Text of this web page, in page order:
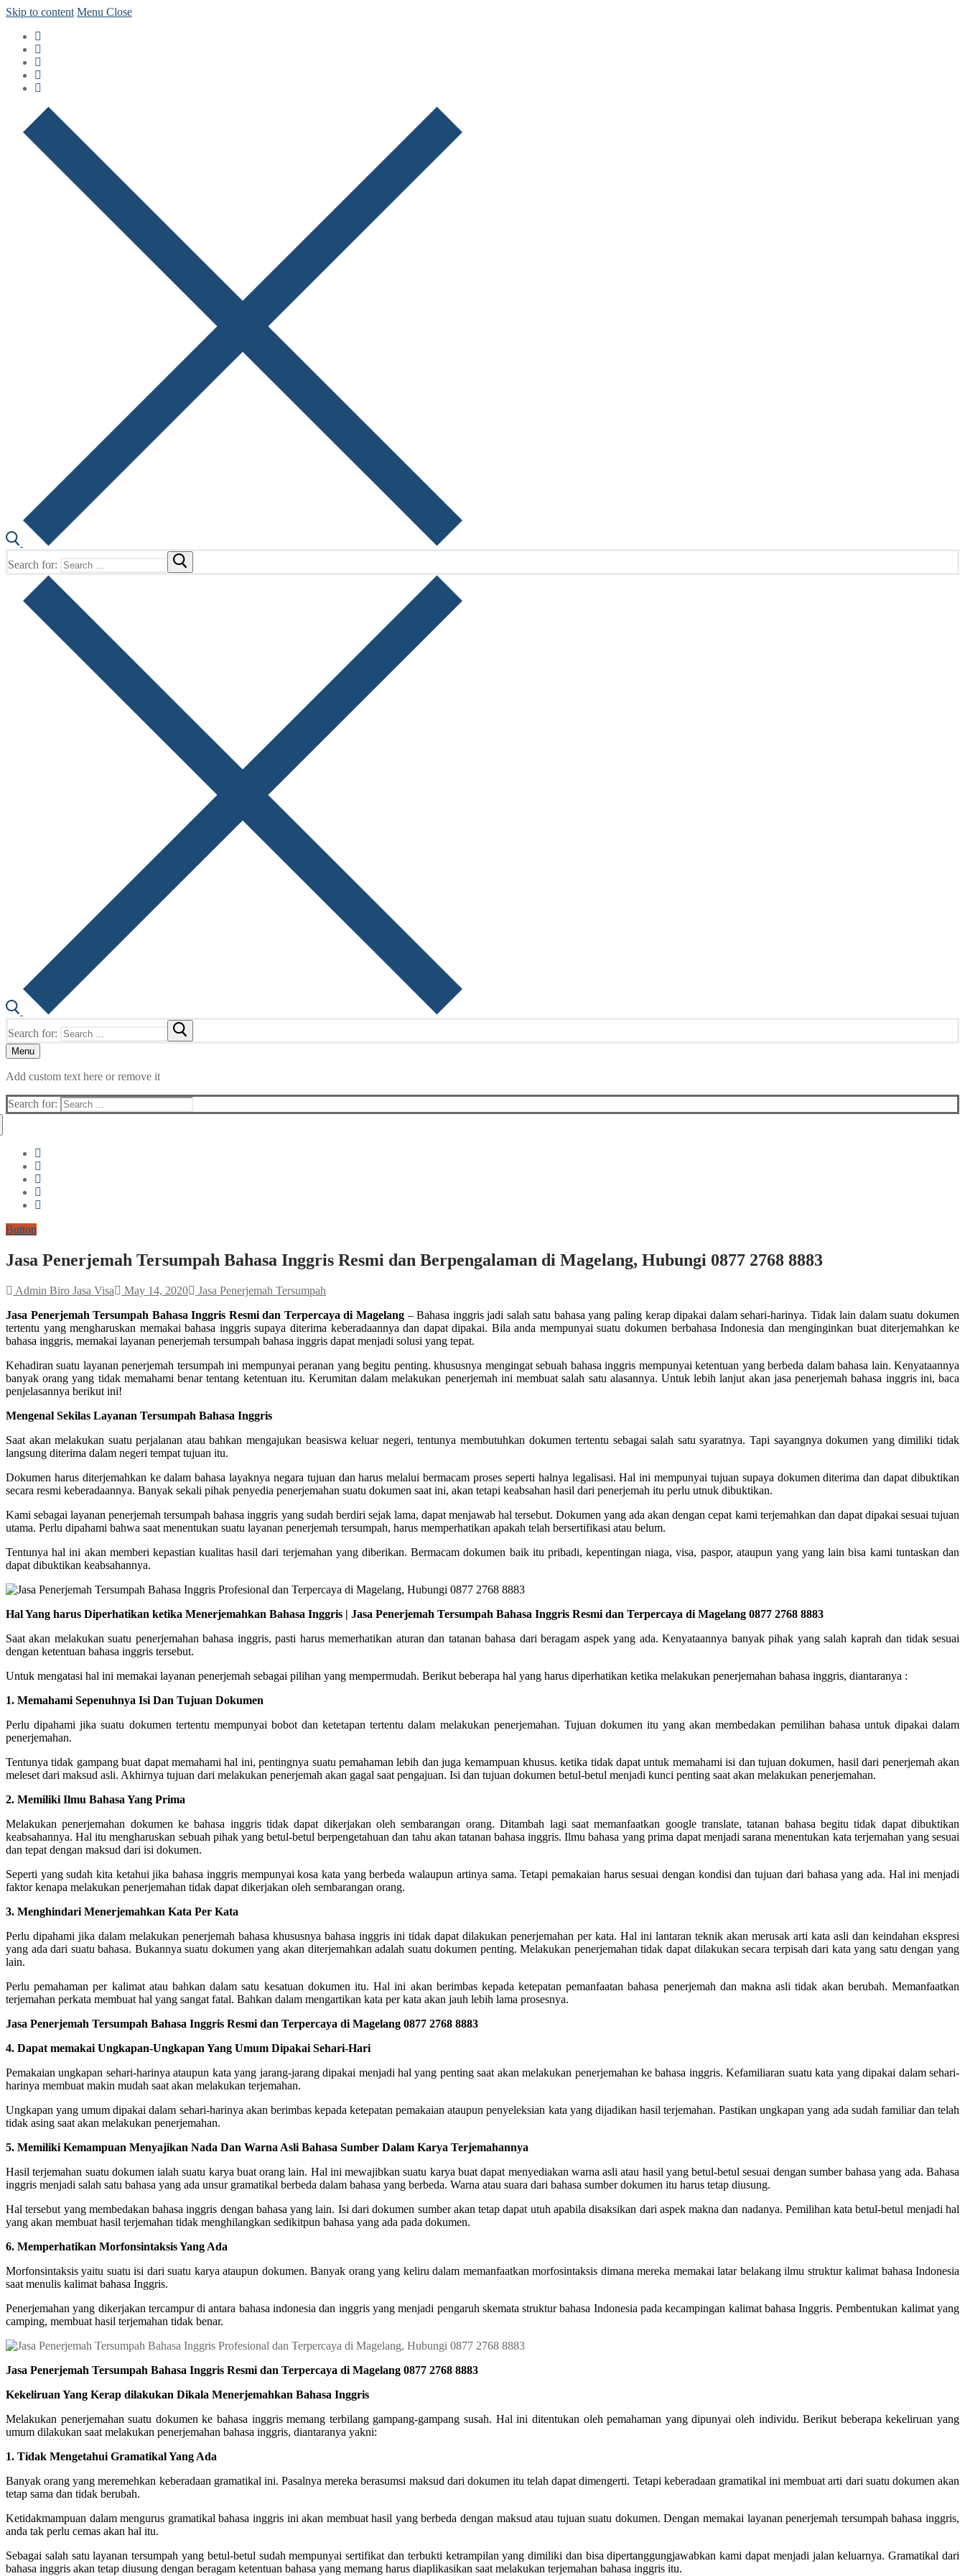
Skip to content Menu Close
Search for:
Search for:
Menu
Add custom text here or remove it
Search for:
Button
Jasa Penerjemah Tersumpah Bahasa Inggris Resmi dan Berpengalaman di Magelang, Hubungi 0877 2768 8883
Admin Biro Jasa Visa May 14, 2020
Jasa Penerjemah Tersumpah
Jasa Penerjemah Tersumpah Bahasa Inggris Resmi dan Terpercaya di Magelang – Bahasa inggris jadi salah satu bahasa yang paling kerap dipakai dalam sehari-harinya. Tidak lain dalam suatu dokumen
tertentu yang mengharuskan memakai bahasa inggris supaya diterima keberadaannya dan dapat dipakai. Bila anda mempunyai suatu dokumen berbahasa Indonesia dan menginginkan buat diterjemahkan ke
bahasa inggris, memakai layanan penerjemah tersumpah bahasa inggris dapat menjadi solusi yang tepat.
Kehadiran suatu layanan penerjemah tersumpah ini mempunyai peranan yang begitu penting. khususnya mengingat sebuah bahasa inggris mempunyai ketentuan yang berbeda dalam bahasa lain. Kenyataannya
banyak orang yang tidak memahami benar tentang ketentuan itu. Kerumitan dalam melakukan penerjemah ini membuat salah satu alasannya. Untuk lebih lanjut akan jasa penerjemah bahasa inggris ini, baca
penjelasannya berikut ini!
Mengenal Sekilas Layanan Tersumpah Bahasa Inggris
Saat akan melakukan suatu perjalanan atau bahkan mengajukan beasiswa keluar negeri, tentunya membutuhkan dokumen tertentu sebagai salah satu syaratnya. Tapi sayangnya dokumen yang dimiliki tidak
langsung diterima dalam negeri tempat tujuan itu.
Dokumen harus diterjemahkan ke dalam bahasa layaknya negara tujuan dan harus melalui bermacam proses seperti halnya legalisasi. Hal ini mempunyai tujuan supaya dokumen diterima dan dapat dibuktikan
secara resmi keberadaannya. Banyak sekali pihak penyedia penerjemahan suatu dokumen saat ini, akan tetapi keabsahan hasil dari penerjemah itu perlu utnuk dibuktikan.
Kami sebagai layanan penerjemah tersumpah bahasa inggris yang sudah berdiri sejak lama, dapat menjawab hal tersebut. Dokumen yang ada akan dengan cepat kami terjemahkan dan dapat dipakai sesuai tujuan
utama. Perlu dipahami bahwa saat menentukan suatu layanan penerjemah tersumpah, harus memperhatikan apakah telah bersertifikasi atau belum.
Tentunya hal ini akan memberi kepastian kualitas hasil dari terjemahan yang diberikan. Bermacam dokumen baik itu pribadi, kepentingan niaga, visa, paspor, ataupun yang yang lain bisa kami tuntaskan dan
dapat dibuktikan keabsahannya.
Hal Yang harus Diperhatikan ketika Menerjemahkan Bahasa Inggris | Jasa Penerjemah Tersumpah Bahasa Inggris Resmi dan Terpercaya di Magelang 0877 2768 8883
Saat akan melakukan suatu penerjemahan bahasa inggris, pasti harus memerhatikan aturan dan tatanan bahasa dari beragam aspek yang ada. Kenyataannya banyak pihak yang salah kaprah dan tidak sesuai
dengan ketentuan bahasa inggris tersebut.
Untuk mengatasi hal ini memakai layanan penerjemah sebagai pilihan yang mempermudah. Berikut beberapa hal yang harus diperhatikan ketika melakukan penerjemahan bahasa inggris, diantaranya :
1. Memahami Sepenuhnya Isi Dan Tujuan Dokumen
Perlu dipahami jika suatu dokumen tertentu mempunyai bobot dan ketetapan tertentu dalam melakukan penerjemahan. Tujuan dokumen itu yang akan membedakan pemilihan bahasa untuk dipakai dalam
penerjemahan.
Tentunya tidak gampang buat dapat memahami hal ini, pentingnya suatu pemahaman lebih dan juga kemampuan khusus. ketika tidak dapat untuk memahami isi dan tujuan dokumen, hasil dari penerjemah akan
meleset dari maksud asli. Akhirnya tujuan dari melakukan penerjemah akan gagal saat pengajuan. Isi dan tujuan dokumen betul-betul menjadi kunci penting saat akan melakukan penerjemahan.
2. Memiliki Ilmu Bahasa Yang Prima
Melakukan penerjemahan dokumen ke bahasa inggris tidak dapat dikerjakan oleh sembarangan orang. Ditambah lagi saat memanfaatkan google translate, tatanan bahasa begitu tidak dapat dibuktikan
keabsahannya.Hal itu mengharuskan sebuah pihak yang betul-betul berpengetahuan dan tahu akan tatanan bahasa inggris. Ilmu bahasa yang prima dapat menjadi sarana menentukan kata terjemahan yang sesuai
dan tepat dengan maksud dari isi dokumen.
Seperti yang sudah kita ketahui jika bahasa inggris mempunyai kosa kata yang berbeda walaupun artinya sama. Tetapi pemakaian harus sesuai dengan kondisi dan tujuan dari bahasa yang ada. Hal ini menjadi
faktor kenapa melakukan penerjemahan tidak dapat dikerjakan oleh sembarangan orang.
3. Menghindari Menerjemahkan Kata Per Kata
Perlu dipahami jika dalam melakukan penerjemah bahasa khususnya bahasa inggris ini tidak dapat dilakukan penerjemahan per kata. Hal ini lantaran teknik akan merusak arti kata asli dan keindahan ekspresi
yang ada dari suatu bahasa. Bukannya suatu dokumen yang akan diterjemahkan adalah suatu dokumen penting. Melakukan penerjemahan tidak dapat dilakukan secara terpisah dari kata yang satu dengan yang
lain.
Perlu pemahaman per kalimat atau bahkan dalam satu kesatuan dokumen itu. Hal ini akan berimbas kepada ketepatan pemanfaatan bahasa penerjemah dan makna asli tidak akan berubah. Memanfaatkan
terjemahan perkata membuat hal yang sangat fatal. Bahkan dalam mengartikan kata per kata akan jauh lebih lama prosesnya.
Jasa Penerjemah Tersumpah Bahasa Inggris Resmi dan Terpercaya di Magelang 0877 2768 8883
4. Dapat memakai Ungkapan-Ungkapan Yang Umum Dipakai Sehari-Hari
Pemakaian ungkapan sehari-harinya ataupun kata yang jarang-jarang dipakai menjadi hal yang penting saat akan melakukan penerjemahan ke bahasa inggris. Kefamiliaran suatu kata yang dipakai dalam sehari-
harinya membuat makin mudah saat akan melakukan terjemahan.
Ungkapan yang umum dipakai dalam sehari-harinya akan berimbas kepada ketepatan pemakaian ataupun penyeleksian kata yang dijadikan hasil terjemahan. Pastikan ungkapan yang ada sudah familiar dan telah
tidak asing saat akan melakukan penerjemahan.
5. Memiliki Kemampuan Menyajikan Nada Dan Warna Asli Bahasa Sumber Dalam Karya Terjemahannya
Hasil terjemahan suatu dokumen ialah suatu karya buat orang lain. Hal ini mewajibkan suatu karya buat dapat menyediakan warna asli atau hasil yang betul-betul sesuai dengan sumber bahasa yang ada. Bahasa
inggris menjadi salah satu bahasa yang ada unsur gramatikal berbeda dalam bahasa yang berbeda. Warna atau suara dari bahasa sumber dokumen itu harus tetap diusung.
Hal tersebut yang membedakan bahasa inggris dengan bahasa yang lain. Isi dari dokumen sumber akan tetap dapat utuh apabila disaksikan dari aspek makna dan nadanya. Pemilihan kata betul-betul menjadi hal
yang akan membuat hasil terjemahan tidak menghilangkan sedikitpun bahasa yang ada pada dokumen.
6. Memperhatikan Morfonsintaksis Yang Ada
Morfonsintaksis yaitu suatu isi dari suatu karya ataupun dokumen. Banyak orang yang keliru dalam memanfaatkan morfosintaksis dimana mereka memakai latar belakang ilmu struktur kalimat bahasa Indonesia
saat menulis kalimat bahasa Inggris.
Penerjemahan yang dikerjakan tercampur di antara bahasa indonesia dan inggris yang menjadi pengaruh skemata struktur bahasa Indonesia pada kecampingan kalimat bahasa Inggris. Pembentukan kalimat yang
camping, membuat hasil terjemahan tidak benar.
Jasa Penerjemah Tersumpah Bahasa Inggris Resmi dan Terpercaya di Magelang 0877 2768 8883
Kekeliruan Yang Kerap dilakukan Dikala Menerjemahkan Bahasa Inggris
Melakukan penerjemahan suatu dokumen ke bahasa inggris memang terbilang gampang-gampang susah. Hal ini ditentukan oleh pemahaman yang dipunyai oleh individu. Berikut beberapa kekeliruan yang
umum dilakukan saat melakukan penerjemahan bahasa inggris, diantaranya yakni:
1. Tidak Mengetahui Gramatikal Yang Ada
Banyak orang yang meremehkan keberadaan gramatikal ini. Pasalnya mereka berasumsi maksud dari dokumen itu telah dapat dimengerti. Tetapi keberadaan gramatikal ini membuat arti dari suatu dokumen akan
tetap sama dan tidak berubah.
Ketidakmampuan dalam mengurus gramatikal bahasa inggris ini akan membuat hasil yang berbeda dengan maksud atau tujuan suatu dokumen. Dengan memakai layanan penerjemah tersumpah bahasa inggris,
anda tak perlu cemas akan hal itu.
Sebagai salah satu layanan tersumpah yang betul-betul sudah mempunyai sertifikat dan terbukti ketrampilan yang dimiliki dan bisa dipertanggungjawabkan kami dapat menjadi jalan keluarnya. Gramatikal dari
bahasa inggris akan tetap diusung dengan beragam ketentuan bahasa yang memang harus diaplikasikan saat melakukan terjemahan bahasa inggris itu.